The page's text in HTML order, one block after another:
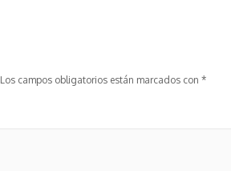
Los campos obligatorios están marcados con *